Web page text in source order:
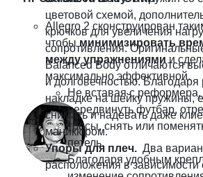
цветовой схемой,
крючков для увеличения
сопротивления.
Balanced Body отличаются
и долговечностью. Благодаря
накладке на шейку пружины,
снимать и надевать даже
маникюром.
Упоры для плеч. Два
расположения в зависимости
Allegro 2 сконструирован
чтобы минимизировать
между упражнениями и
максимально эффективной.
Не вставая с
передвинуть футбар,
тросы, снять или
петель.
Благодаря удобным